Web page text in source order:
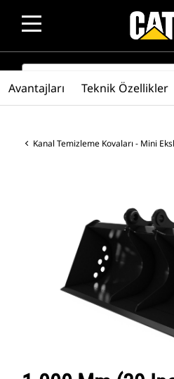
SEARCH
Kanal Temizleme Kovaları - Mini
Avantajları Teknik Özellikler